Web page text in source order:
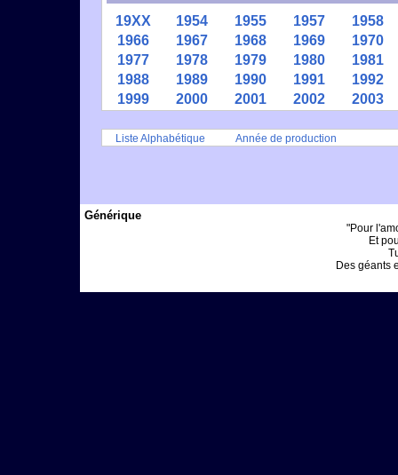
19XX 1954 1955 1957
1958
1966
1967 1968 1969
1970
1977
1978 1979 1980
1981
1988
1989 1990 1991
1992
1999
2000 2001 2002 2003
Liste Alphabétique Année de production
Générique
"Pour
Et
Des géants